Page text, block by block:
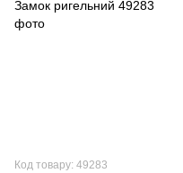
Код товару: 49283